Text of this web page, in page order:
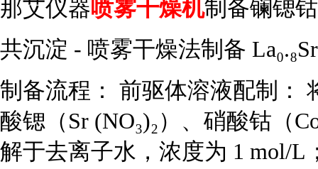
那艾仪器喷雾干燥机制备镧锶
共沉淀 - 喷雾干燥法制备
制备流程： 前驱体溶液配制：
酸锶（Sr (NO₃)₂）、硝酸钴（
解于去离子水，浓度为 1 mol/L